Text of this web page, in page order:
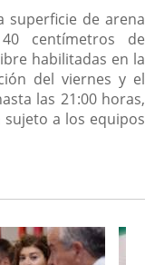
superficie de arena
centímetros de
habilitadas en la
del viernes y el
las 21:00 horas,
a los equipos